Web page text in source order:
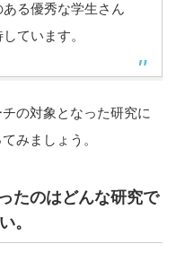
る優秀な学生さん
ています。
の対象となった研究に
みましょう。
たのはどんな研究で
。